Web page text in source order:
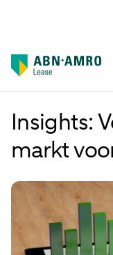
Insights:
markt